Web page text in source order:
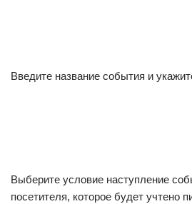
Введите название события и
Выберите условие наступление
посетителя, которое будет учтено